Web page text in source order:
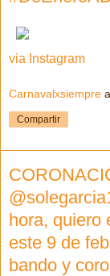
via Instagram
Carnavalxsiempre
Compartir
hora, quiero
este 9 de
bando y